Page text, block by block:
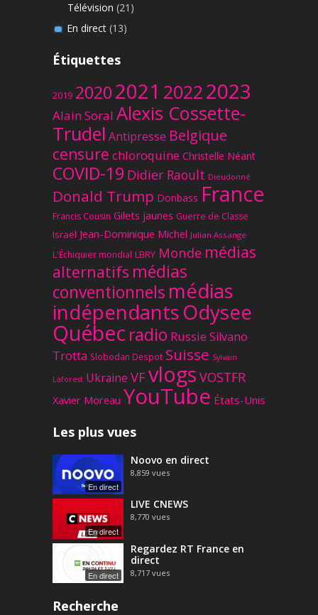
Télévision (21)
En direct(13)
Étiquettes
2019 20202021 20222023
Alain Soral Alexis Cossette-
Trudel Antipresse Belgique
censure chloroquine Christelle Néant
COVID-19 Didier Raoult Dieudonné
Donald Trump Donbass France
Francis Cousin Gilets jaunes Guerre de Classe
Israël Jean-Dominique Michel Julian Assange
L'Échiquier mondial LBRY Monde médias
alternatifs médias
conventionnels médias
indépendantsOdysee
Québec radio Russie Silvano
Trotta Slobodan Despot Suisse Sylvain
Laforest Ukraine VFvlogs VOSTFR
Xavier Moreau YouTube États-Unis
Les plus vues
En direct
Noovo en direct
8,859 vues
En direct
LIVE CNEWS
8,770 vues
En direct
Regardez RT France en
direct
8,717 vues
Recherche